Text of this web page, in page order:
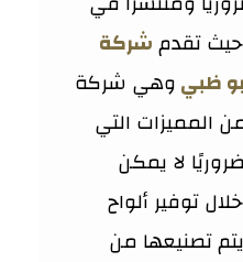
حيث تقدمشركة
ظبيوهي شركة
المميزات التي
لا يمكن
توفير ألواح
تصنيعها من